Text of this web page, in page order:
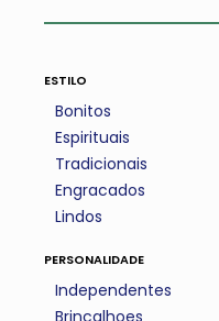
estilo
Bonitos
Espirituais
Tradicionais
Engracados
Lindos
personalidade
Independentes
Brincalhoes